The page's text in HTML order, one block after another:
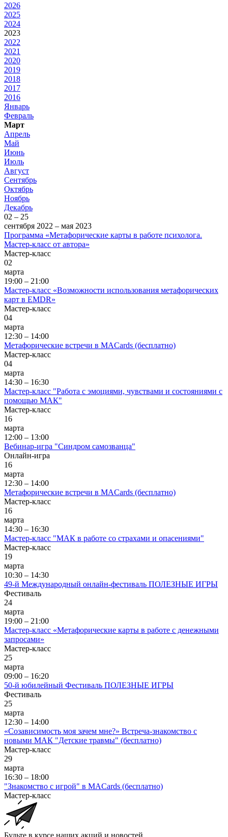
2026
2025
2024
2023
2022
2021
2020
2019
2018
2017
2016
Январь
Февраль
Март
Апрель
Май
Июнь
Июль
Август
Сентябрь
Октябрь
Ноябрь
Декабрь
02 – 25
сентября 2022 – мая 2023
Программа «Метафорические карты в работе психолога.
Мастер-класс от автора»
Мастер-класс
02
марта
19:00 – 21:00
Мастер-класс «Возможности использования метафорических
карт в EMDR»
Мастер-класс
04
марта
12:30 – 14:00
Метафорические встречи в MACards (бесплатно)
Мастер-класс
04
марта
14:30 – 16:30
Мастер-класс "Работа с эмоциями, чувствами и состояниями с
помощью МАК"
Мастер-класс
16
марта
12:00 – 13:00
Вебинар-игра "Синдром самозванца"
Онлайн-игра
16
марта
12:30 – 14:00
Метафорические встречи в MACards (бесплатно)
Мастер-класс
16
марта
14:30 – 16:30
Мастер-класс "МАК в работе со страхами и опасениями"
Мастер-класс
19
марта
10:30 – 14:30
49-й Международный онлайн-фестиваль ПОЛЕЗНЫЕ ИГРЫ
Фестиваль
24
марта
19:00 – 21:00
Мастер-класс «Метафорические карты в работе с денежными
запросами»
Мастер-класс
25
марта
09:00 – 16:20
50-й юбилейный Фестиваль ПОЛЕЗНЫЕ ИГРЫ
Фестиваль
25
марта
12:30 – 14:00
«Созависимость моя зачем мне?» Встреча-знакомство с
новыми МАК "Детские травмы" (бесплатно)
Мастер-класс
29
марта
16:30 – 18:00
"Знакомство с игрой" в MACards (бесплатно)
Мастер-класс
Будьте в курсе наших акций и новостей